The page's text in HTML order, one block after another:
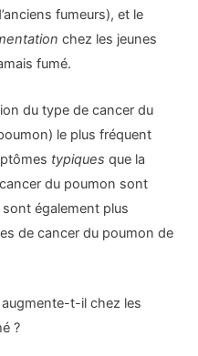
fumeurs), et le
chez les jeunes
fumé.
du type de cancer du
le plus fréquent
typiquesque la
du poumon sont
également plus
de cancer du poumon de
t-il chez les
?